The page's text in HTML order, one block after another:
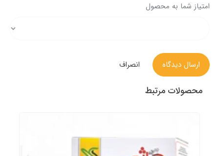
امتیاز شما به محصول
ارسال دیدگاه انصراف
محصولات مرتبط